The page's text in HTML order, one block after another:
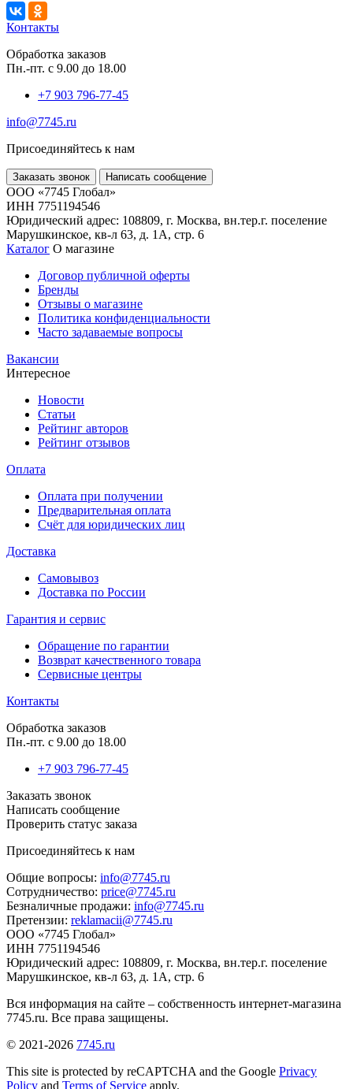
Контакты
Обработка заказов
Пн.-пт. с 9.00 до 18.00
+7 903 796-77-45
info@7745.ru
Присоединяйтесь к нам
Заказать звонок Написать сообщение
ООО «7745 Глобал»
ИНН 7751194546
Юридический адрес: 108809, г. Москва, вн.тер.г. поселение
Марушкинское, кв-л 63, д. 1А, стр. 6
Каталог О магазине
Договор публичной оферты
Бренды
Отзывы о магазине
Политика конфиденциальности
Часто задаваемые вопросы
Вакансии
Интересное
Новости
Статьи
Рейтинг авторов
Рейтинг отзывов
Оплата
Оплата при получении
Предварительная оплата
Счёт для юридических лиц
Доставка
Самовывоз
Доставка по России
Гарантия и сервис
Обращение по гарантии
Возврат качественного товара
Сервисные центры
Контакты
Обработка заказов
Пн.-пт. с 9.00 до 18.00
+7 903 796-77-45
Заказать звонок
Написать сообщение
Проверить статус заказа
Присоединяйтесь к нам
Общие вопросы: info@7745.ru
Сотрудничество: price@7745.ru
Безналичные продажи: info@7745.ru
Претензии: reklamacii@7745.ru
ООО «7745 Глобал»
ИНН 7751194546
Юридический адрес: 108809, г. Москва, вн.тер.г. поселение
Марушкинское, кв-л 63, д. 1А, стр. 6
Вся информация на сайте – собственность интернет-магазина
7745.ru. Все права защищены.
© 2021-2026 7745.ru
This site is protected by reCAPTCHA and the Google Privacy
Policy and Terms of Service apply.